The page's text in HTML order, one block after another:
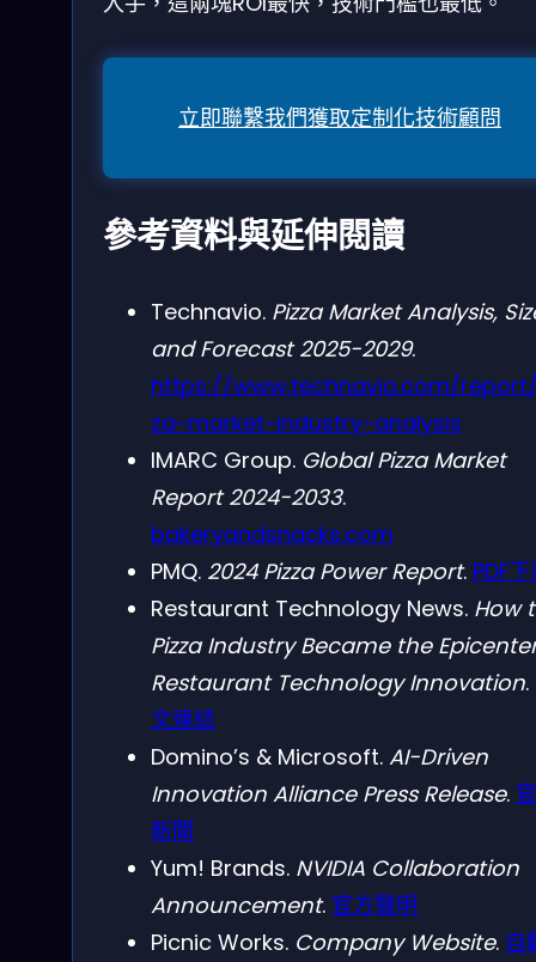
立即聯繫我們獲取定制化技術顧問
參考資料與延伸閱讀
Technavio. Pizza Market Analysis,
and Forecast 2025-2029.
https://www.technavio.com/
za-market-industry-analysis
IMARC Group. Global Pizza Market
Report 2024-2033.
bakeryandsnacks.com
PMQ. 2024 Pizza Power Report. PDF
Restaurant Technology News. How
Pizza Industry Became the
Restaurant Technology Innovation.
文連結
Domino’s & Microsoft. AI-Driven
Innovation Alliance Press Release.
新聞
Yum! Brands. NVIDIA Collaboration
Announcement. 官方聲明
Picnic Works. Company Website. 自